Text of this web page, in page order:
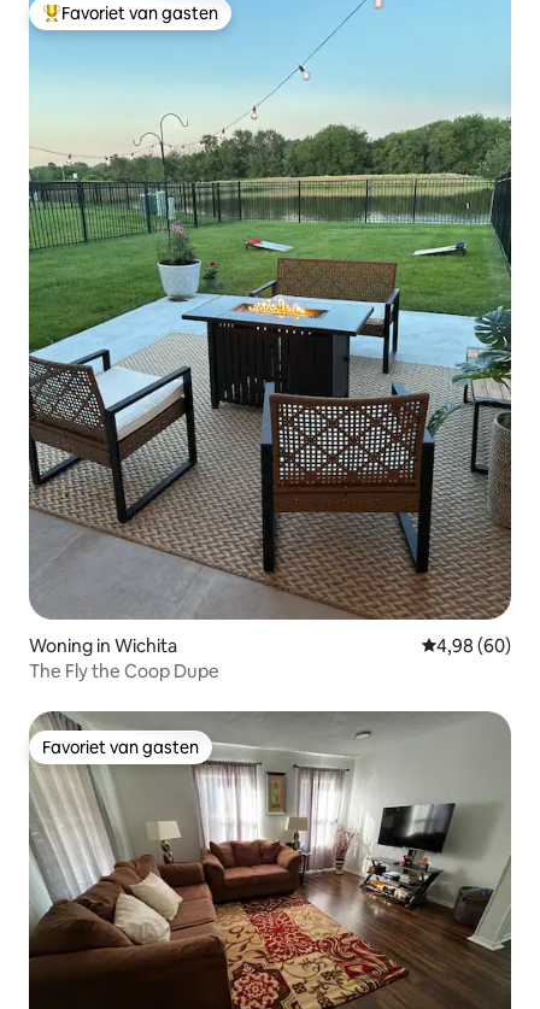
Topfavoriet van gasten
Favoriet van gasten
Woning in Wichita Gemiddelde
4,98 (60)
The Fly the Coop Dupe
Favoriet van gasten
Favoriet van gasten